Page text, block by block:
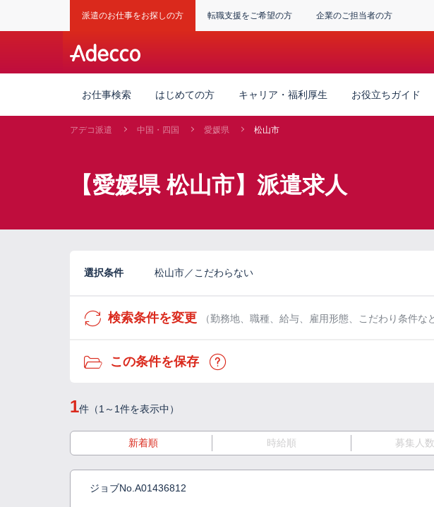
派遣のお仕事をお探しの方 転職支援をご希望の方 企業のご担当者の方
お仕事検索 はじめての方 キャリア・福利厚生 お役立ちガイド
アデコ派遣 中国・四国 愛媛県 松山市
【愛媛県 松山市】派遣求人
選択条件 松山市／こだわらない
検索条件を変更 （勤務地、職種、給与、雇用形態、こだわり条件な
この条件を保存
1件（1～1件を表示中）
新着順 時給順 募集人
ジョブNo. A01436812